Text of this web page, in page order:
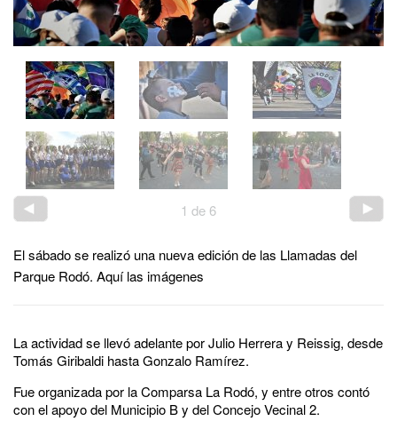
1 de 6
El sábado se realizó una nueva edición de las Llamadas del
Parque Rodó. Aquí las imágenes
La actividad se llevó adelante por Julio Herrera y Reissig, desde
Tomás Giribaldi hasta Gonzalo Ramírez.
Fue organizada por la Comparsa La Rodó, y entre otros contó
con el apoyo del Municipio B y del Concejo Vecinal 2.